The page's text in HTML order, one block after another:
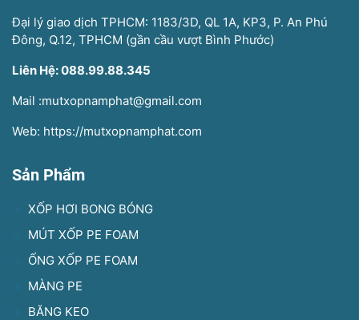
Đại lý giao dịch TPHCM: 1183/3D, QL 1A, KP3, P. An Phú
Đông, Q.12, TPHCM (gần cầu vượt Bình Phước)
Liên Hệ: 088.99.88.345
Mail :mutxopnamphat@gmail.com
Web: https://mutxopnamphat.com
Sản Phẩm
XỐP HƠI BONG BÓNG
MÚT XỐP PE FOAM
ỐNG XỐP PE FOAM
MÀNG PE
BĂNG KEO